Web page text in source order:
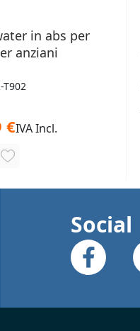
in abs per
anziani
T902
€IVA Incl.
AGGIUNGI
Social